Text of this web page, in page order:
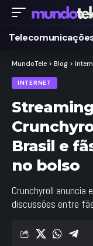
MundoTele > Blog >
INTERNET
Brasil e
no bolso
Crunchyroll anuncia
discussões entre